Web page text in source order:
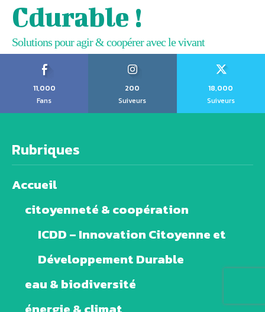
Cdurable !
Solutions pour agir & coopérer avec le vivant
11,000
Fans
200
Suiveurs
18,000
Suiveurs
Rubriques
Accueil
citoyenneté & coopération
ICDD – Innovation Citoyenne et
Développement Durable
eau & biodiversité